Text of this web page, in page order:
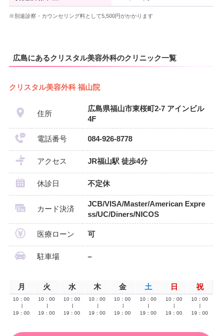
※別途診察・カウンセリング料として5,500円がかかります
広島にあるクリスタル美容外科のクリニック一覧
クリスタル美容外科 福山院
住所
広島県福山市東桜町2-7 アインビル
4F
電話番号 084-926-8778
アクセス JR福山駅 徒歩4分
休診日 不定休
カード決済
JCB/VISA/Master/American Expre
ss/UC/Diners/NICOS
医療ローン 可
駐車場 –
月 火 水 木 金 土 日 祝
10：00
19：00
10：00
19：00
10：00
19：00
10：00
19：00
10：00
19：00
10：00
19：00
10：00
19：00
10：00
19：00